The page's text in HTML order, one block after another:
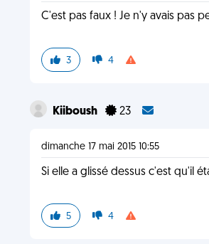
C'est pas faux ! Je n'y avais pas
3 4
Kiiboush 23
dimanche 17 mai 2015 10:55
Si elle a glissé dessus c'est qu'il
5 4